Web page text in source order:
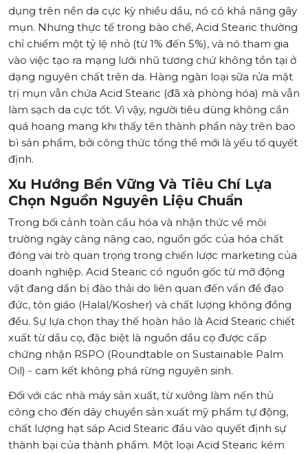
dụng trên nền da cực kỳ nhiều dầu, nó có khả năng gây
mụn. Nhưng thực tế trong bào chế, Acid Stearic thường
chỉ chiếm một tỷ lệ nhỏ (từ 1% đến 5%), và nó tham gia
vào việc tạo ra mạng lưới nhũ tương chứ không tồn tại ở
dạng nguyên chất trên da. Hàng ngàn loại sữa rửa mặt
trị mụn vẫn chứa Acid Stearic (đã xà phòng hóa) mà vẫn
làm sạch da cực tốt. Vì vậy, người tiêu dùng không cần
quá hoang mang khi thấy tên thành phần này trên bao
bì sản phẩm, bởi công thức tổng thể mới là yếu tố quyết
định.
Xu Hướng Bền Vững Và Tiêu Chí Lựa
Chọn Nguồn Nguyên Liệu Chuẩn
Trong bối cảnh toàn cầu hóa và nhận thức về môi
trường ngày càng nâng cao, nguồn gốc của hóa chất
đóng vai trò quan trọng trong chiến lược marketing của
doanh nghiệp. Acid Stearic có nguồn gốc từ mỡ động
vật đang dần bị đào thải do liên quan đến vấn đề đạo
đức, tôn giáo (Halal/Kosher) và chất lượng không đồng
đều. Sự lựa chọn thay thế hoàn hảo là Acid Stearic chiết
xuất từ dầu cọ, đặc biệt là nguồn dầu cọ được cấp
chứng nhận RSPO (Roundtable on Sustainable Palm
Oil) - cam kết không phá rừng nguyên sinh.
Đối với các nhà máy sản xuất, từ xưởng làm nến thủ
công cho đến dây chuyền sản xuất mỹ phẩm tự động,
chất lượng hạt sáp Acid Stearic đầu vào quyết định sự
thành bại của thành phẩm. Một loại Acid Stearic kém